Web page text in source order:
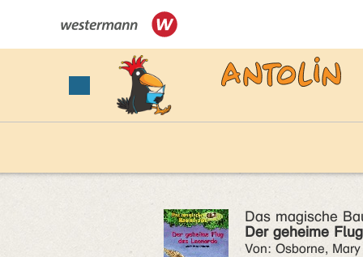
Das magische
Der geheime
Von: Osborne,